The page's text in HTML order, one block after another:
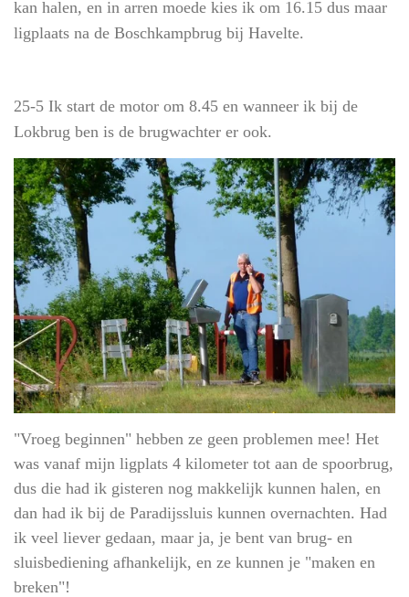
kan halen, en in arren moede kies ik om 16.15 dus maar
ligplaats na de Boschkampbrug bij Havelte.
25-5 Ik start de motor om 8.45 en wanneer ik bij de
Lokbrug ben is de brugwachter er ook.
"Vroeg beginnen" hebben ze geen problemen mee! Het
was vanaf mijn ligplats 4 kilometer tot aan de spoorbrug,
dus die had ik gisteren nog makkelijk kunnen halen, en
dan had ik bij de Paradijssluis kunnen overnachten. Had
ik veel liever gedaan, maar ja, je bent van brug- en
sluisbediening afhankelijk, en ze kunnen je "maken en
breken"!